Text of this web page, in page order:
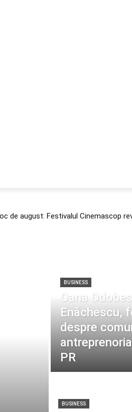
de august: Festivalul Cinemascop
BUSINESS
Oana
Enăchescu,
despre
PR
BUSINESS